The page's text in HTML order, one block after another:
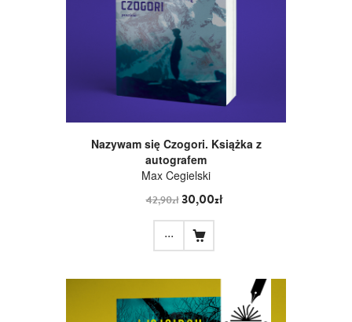
Nazywam się Czogori. Książka z
autografem
Max Cegielski
42,90zł30,00zł
...